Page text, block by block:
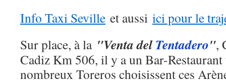
Info Taxi Seville et aussi ici pour le
Sur place, à la "Venta delTentadero",
Cadiz Km 506, il y a un Bar-
nombreux Toreros choisissent ces